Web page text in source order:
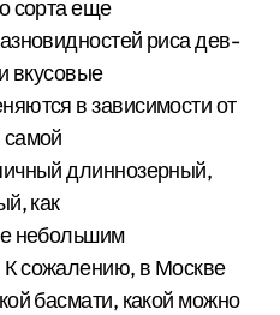
сорта еще
риса дев-
вкусовые
в зависимости от
самой
длиннозерный,
как
небольшим
сожалению, в Москве
басмати, какой можно